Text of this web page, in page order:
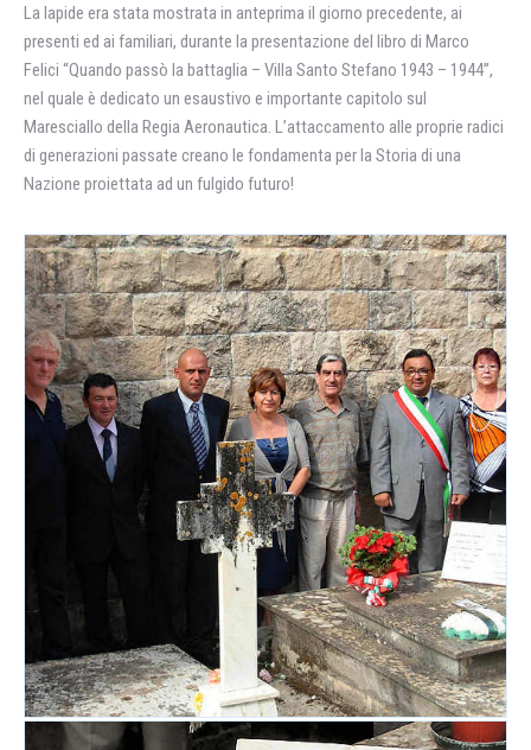
La lapide era stata mostrata in anteprima il giorno precedente, ai
presenti ed ai familiari, durante la presentazione del libro di Marco
Felici “Quando passò la battaglia – Villa Santo Stefano 1943 – 1944”,
nel quale è dedicato un esaustivo e importante capitolo sul
Maresciallo della Regia Aeronautica. L’attaccamento alle proprie radici
di generazioni passate creano le fondamenta per la Storia di una
Nazione proiettata ad un fulgido futuro!